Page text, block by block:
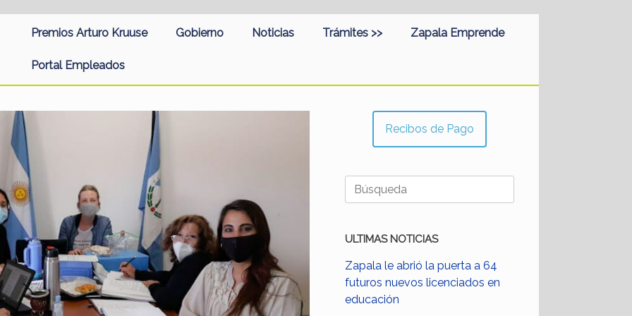
Premios Arturo Kruuse Gobierno Noticias Trámites >> Zapala Emprende
Portal Empleados
Recibos de Pago
Buscar:
ULTIMAS NOTICIAS
Zapala le abrió la puerta a 64
futuros nuevos licenciados en
educación